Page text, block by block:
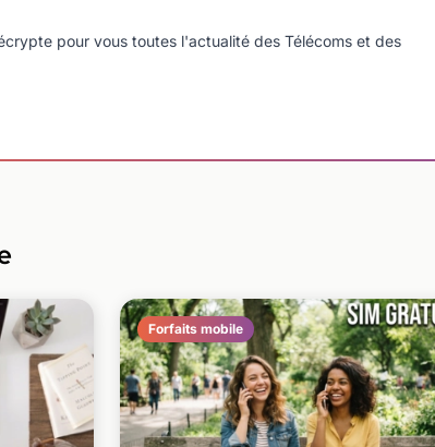
pour vous toutes l'actualité des Télécoms et des
Forfaits mobile